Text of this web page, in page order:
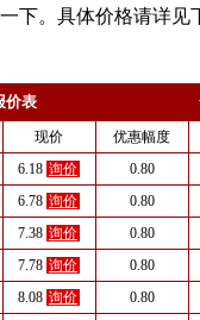
下。具体价格请详见
价表
现价 优惠幅度
6.18 询价 0.80
6.78 询价 0.80
7.38 询价 0.80
7.78 询价 0.80
8.08 询价 0.80